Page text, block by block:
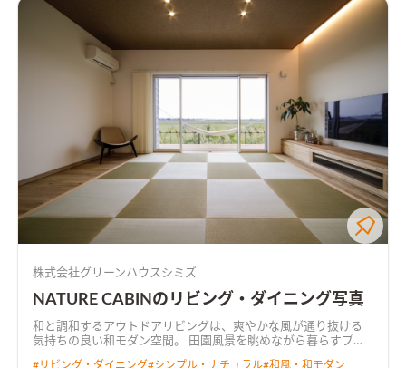
株式会社グリーンハウスシミズ
NATURE CABINのリビング・ダイニング写真
和と調和するアウトドアリビングは、爽やかな風が通り抜ける
気持ちの良い和モダン空間。 田園風景を眺めながら暮らすプラ
#リビング・ダイニング#シンプル・ナチュラル#和風・和モダン